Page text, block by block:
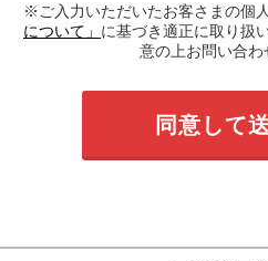
※ご入力いただいたお客さまの個人
について」 に基づき適正に取り扱
意の上お問い合わ